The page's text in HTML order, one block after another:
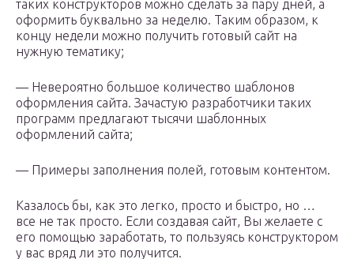
таких конструкторов можно сделать за пару дней, а
оформить буквально за неделю. Таким образом, к
концу недели можно получить готовый сайт на
нужную тематику;
— Невероятно большое количество шаблонов
оформления сайта. Зачастую разработчики таких
программ предлагают тысячи шаблонных
оформлений сайта;
— Примеры заполнения полей, готовым контентом.
Казалось бы, как это легко, просто и быстро, но …
все не так просто. Если создавая сайт, Вы желаете с
его помощью заработать, то пользуясь конструктором
у вас вряд ли это получится.